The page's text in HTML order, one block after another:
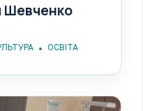
Шевченко
ОСВІТА